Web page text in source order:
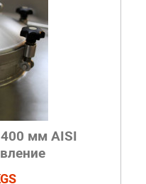
мм AISI